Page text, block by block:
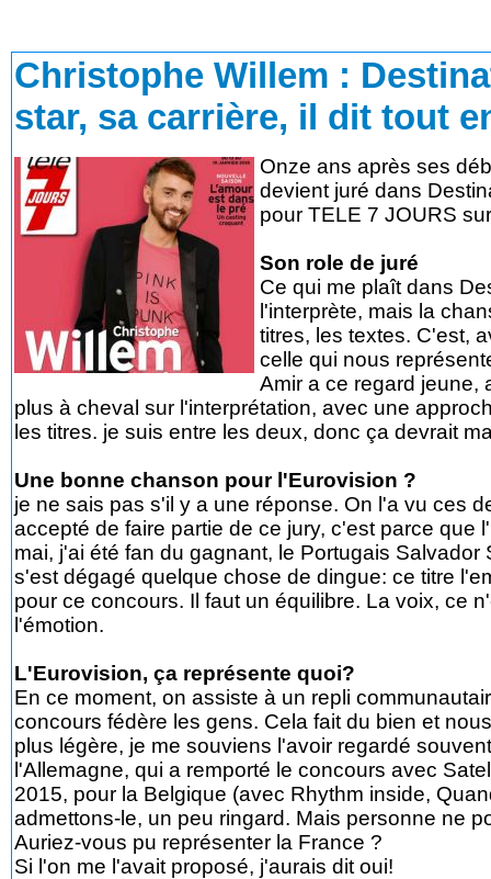
Christophe Willem :
star, sa carrière, il dit tout
Onze ans après ses
devient juré dans
pour TELE 7 JOURS
Son role de juré
Ce qui me plaît dans
l'interprète, mais la
titres, les textes. C'est,
celle qui nous
Amir a ce regard jeune,
plus à cheval sur l'interprétation, avec une
les titres. je suis entre les deux, donc ça devrait
Une bonne chanson pour l'Eurovision ?
je ne sais pas s'il y a une réponse. On l'a vu ces
accepté de faire partie de ce jury, c'est parce
mai, j'ai été fan du gagnant, le Portugais
s'est dégagé quelque chose de dingue: ce titre
pour ce concours. Il faut un équilibre. La voix, ce
l'émotion.
L'Eurovision, ça représente quoi?
En ce moment, on assiste à un repli
concours fédère les gens. Cela fait du bien et
plus légère, je me souviens l'avoir regardé
l'Allemagne, qui a remporté le concours avec
2015, pour la Belgique (avec Rhythm inside,
admettons-le, un peu ringard. Mais personne ne
Auriez-vous pu représenter la France ?
Si l'on me l'avait proposé, j'aurais dit oui!